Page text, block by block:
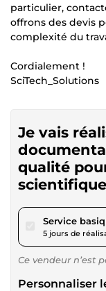
particulier,
offrons des devis
complexité du
Cordialement !
SciTech_Solutions
Je vais
qualité
Service
5 jours de
Ce vendeur n’est
Personnaliser